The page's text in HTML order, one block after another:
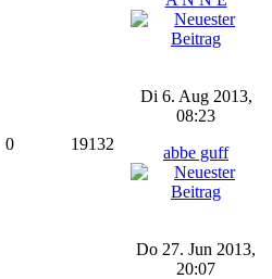
0 19132
Di 6. Aug 2013,
08:23
abbe guff
Do 27. Jun 2013,
20:07